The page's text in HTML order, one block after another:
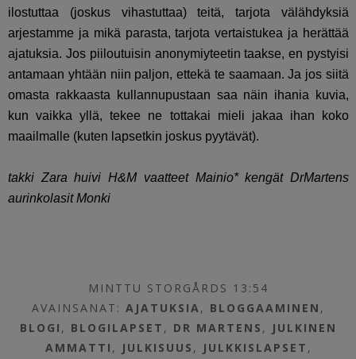
ilostuttaa (joskus vihastuttaa) teitä, tarjota välähdyksiä
arjestamme ja mikä parasta, tarjota vertaistukea ja herättää
ajatuksia. Jos piiloutuisin anonymiyteetin taakse, en pystyisi
antamaan yhtään niin paljon, ettekä te saamaan. Ja jos siitä
omasta rakkaasta kullannupustaan saa näin ihania kuvia,
kun vaikka yllä, tekee ne tottakai mieli jakaa ihan koko
maailmalle (kuten lapsetkin joskus pyytävät).
takki Zara huivi H&M vaatteet Mainio* kengät DrMartens
aurinkolasit Monki
MINTTU STORGÅRDS 13:54
AVAINSANAT:AJATUKSIA, BLOGGAAMINEN ,
BLOGI , BLOGILAPSET , DR MARTENS , JULKINEN
AMMATTI , JULKISUUS , JULKKISLAPSET ,